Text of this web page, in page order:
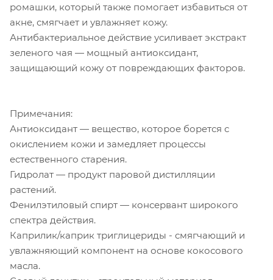
ромашки, который также помогает избавиться от
акне, смягчает и увлажняет кожу.
Антибактериальное действие усиливает экстракт
зеленого чая — мощный антиоксидант,
защищающий кожу от повреждающих факторов.
Примечания:
Антиоксидант — вещество, которое борется с
окислением кожи и замедляет процессы
естественного старения.
Гидролат — продукт паровой дистилляции
растений.
Фенилэтиловый спирт — консервант широкого
спектра действия.
Каприлик/каприк триглицериды - смягчающий и
увлажняющий компонент на основе кокосового
масла.